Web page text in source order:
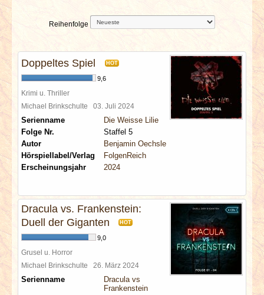
VERLOSUNGEN
SPECIALS
REDAKTION
LINKS
ARCHIV
Reihenfolge
Doppeltes Spiel HOT
9,6
Krimi u. Thriller
Michael Brinkschulte 03. Juli 2024
Serienname
Die Weisse Lilie
Folge Nr.
Staffel 5
Autor
Benjamin Oechsle
Hörspiellabel/Verlag
FolgenReich
Erscheinungsjahr
2024
Dracula vs. Frankenstein:
Duell der Giganten
HOT
9,0
Grusel u. Horror
Michael Brinkschulte 26. März 2024
Serienname
Dracula vs
Frankenstein